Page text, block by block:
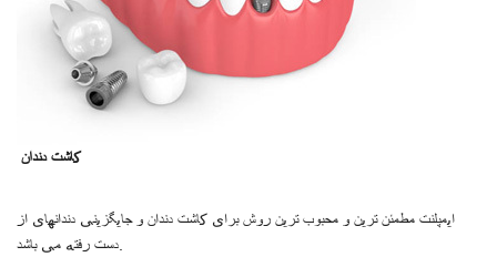
کاشت دندان
ایمپلنت مطمئن ترین و محبوب ترین روش برای کاشت دندان و جایگزینی دندانهای از
دست رفته می باشد.